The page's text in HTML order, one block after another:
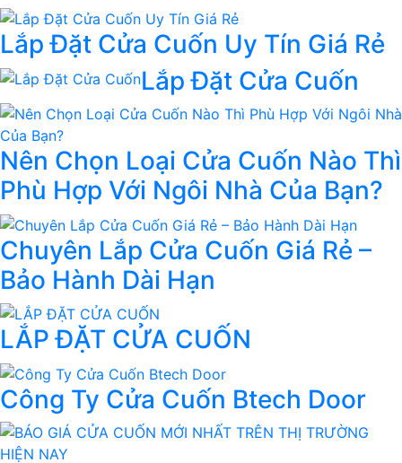
Lắp Đặt Cửa Cuốn Uy Tín Giá Rẻ
Lắp Đặt Cửa Cuốn
Nên Chọn Loại Cửa Cuốn Nào Thì
Phù Hợp Với Ngôi Nhà Của Bạn?
Chuyên Lắp Cửa Cuốn Giá Rẻ –
Bảo Hành Dài Hạn
LẮP ĐẶT CỬA CUỐN
Công Ty Cửa Cuốn Btech Door